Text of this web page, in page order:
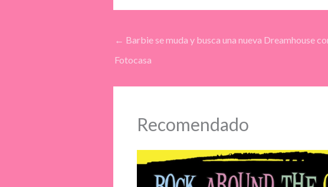
← Barbie se muda y busca una nueva Dreamhouse
Fotocasa
Recomendado